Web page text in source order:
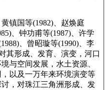
镇国等(1982)、赵焕庭
、钟功甫等(1987)、许学
、曾昭璇等(1990)、李
其形成、发育、演变，河口
与空间发展，水土资源、
以及一万年来环境演变等
，对珠江三角洲形成、发